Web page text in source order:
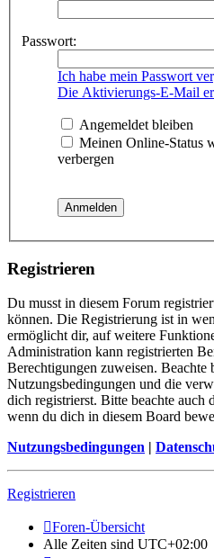
Passwort:
Ich habe mein Passwort
Die Aktivierungs-E-Mail
Angemeldet bleiben
Meinen Online-Status
verbergen
Registrieren
Du musst in diesem Forum
können. Die Registrierung ist in
ermöglicht dir, auf weitere
Administration kann registrierten
Berechtigungen zuweisen. Beachte
Nutzungsbedingungen und die
dich registrierst. Bitte beachte auch
wenn du dich in diesem Board
Nutzungsbedingungen |
Registrieren
Foren-Übersicht
Alle Zeiten sind UTC+02:00